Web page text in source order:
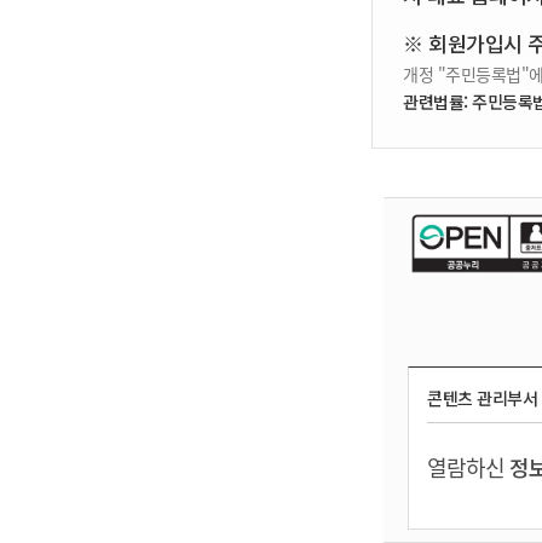
※ 회원가입시
개정 "주민등록법"
관련법률: 주민등
콘텐츠 관리부서
열람하신 정